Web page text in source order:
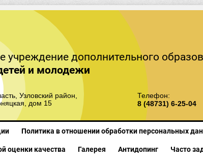
учреждение дополнительного
и молодежи
Узловский район,
дом 15
Телефон:
8 (48731) 6-25-04
Политика в отношении обработки персональных
оценки качества Галерея Антидопинг Часто